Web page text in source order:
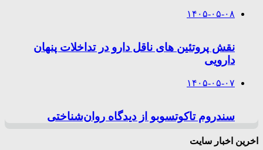
۱۴۰۵-۰۵-۰۸
نقش پروتئین های ناقل دارو در تداخلات پنهان
دارویی
۱۴۰۵-۰۵-۰۷
سندروم تاکوتسوبو از دیدگاه روان‌شناختی
اخرین اخبار سایت